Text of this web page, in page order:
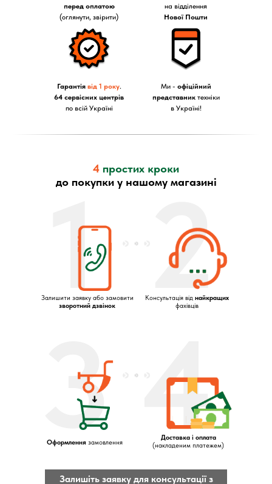
перед оплатою
(оглянути, звірити)
Гарантія від 1 року.
64 сервісних центрів
по всій Україні
на відділення
Нової Пошти
Ми - офіційний
представниктехніки
в Україні!
1
4
3
2
Залишити заявку або замовити
зворотний дзвінок
Консультація від найкращих
фахівців
Оформленнязамовлення
Доставка і оплата
(накладеним платежем)
4 простих кроки
до покупки у нашому магазині
Залишіть заявку для консультації з